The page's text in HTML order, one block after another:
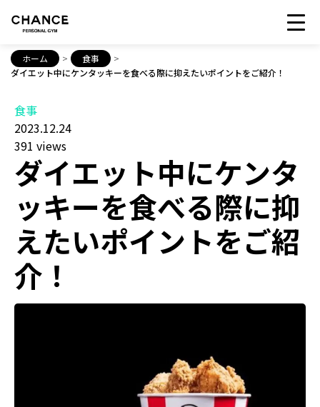
ホーム > 食事
>
ダイエット中にケンタッキーを食べる際に抑えたいポイントをご紹介！
食事
2023.12.24
391 views
ダイエット中にケンタ
ッキーを食べる際に抑
えたいポイントをご紹
介！